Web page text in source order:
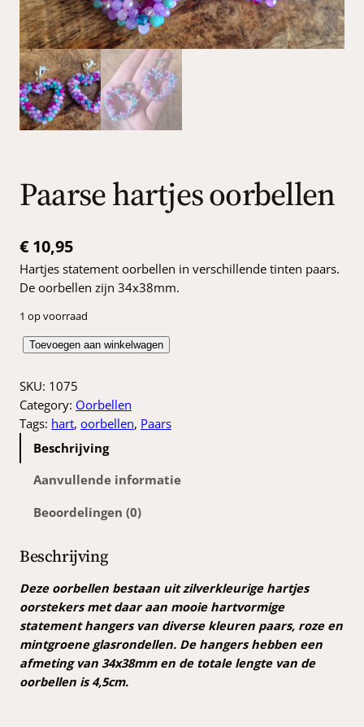
Paarse hartjes oorbellen
€ 10,95
Hartjes statement oorbellen in verschillende tinten paars.
De oorbellen zijn 34x38mm.
1 op voorraad
P
a
r
s
e
e
o
o
r
b
e
l
Toevoegen aan winkelwagen
SKU: 1075
Category: Oorbellen
Tags: hart, oorbellen, Paars
Beschrijving
Aanvullende informatie
Beoordelingen (0)
Beschrijving
Deze oorbellen bestaan uit zilverkleurige hartjes
oorstekers met daar aan mooie hartvormige
statement hangers van diverse kleuren paars, roze en
mintgroene glasrondellen. De hangers hebben een
afmeting van 34x38mm en de totale lengte van de
oorbellen is 4,5cm.